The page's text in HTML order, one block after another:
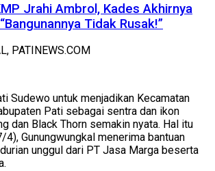
Jrahi Ambrol, Kades Akhirnya
Tidak Rusak!”
PATINEWS.COM
Sudewo untuk menjadikan Kecamatan
Pati sebagai sentra dan ikon
dan Black Thorn semakin nyata. Hal itu
4), Gunungwungkal menerima bantuan
unggul dari PT Jasa Marga beserta